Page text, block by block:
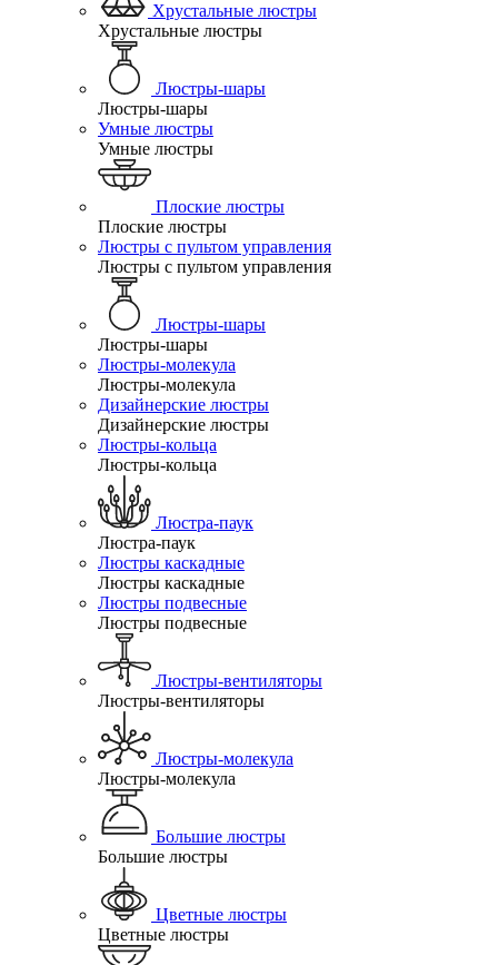
Хрустальные люстры
Хрустальные люстры
Люстры-шары
Люстры-шары
Умные люстры
Умные люстры
Плоские люстры
Плоские люстры
Люстры с пультом управления
Люстры с пультом управления
Люстры-шары
Люстры-шары
Люстры-молекула
Люстры-молекула
Дизайнерские люстры
Дизайнерские люстры
Люстры-кольца
Люстры-кольца
Люстра-паук
Люстра-паук
Люстры каскадные
Люстры каскадные
Люстры подвесные
Люстры подвесные
Люстры-вентиляторы
Люстры-вентиляторы
Люстры-молекула
Люстры-молекула
Большие люстры
Большие люстры
Цветные люстры
Цветные люстры